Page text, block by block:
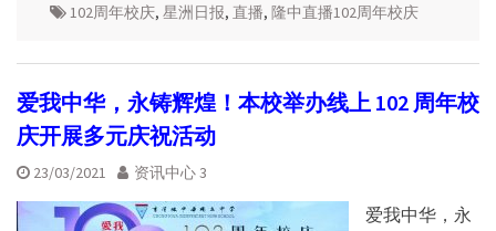
102周年校庆, 星洲日报, 直播, 隆中直播102周年校庆
爱我中华，永铸辉煌！本校举办线上 102 周年校
庆开展多元庆祝活动
23/03/2021 资讯中心 3
爱我中华，永